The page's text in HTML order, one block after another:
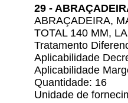
29 -
ABRAÇADEIRA,
TOTAL 140 MM,
Tratamento
Aplicabilidade
Aplicabilidade
Quantidade: 16
Unidade de